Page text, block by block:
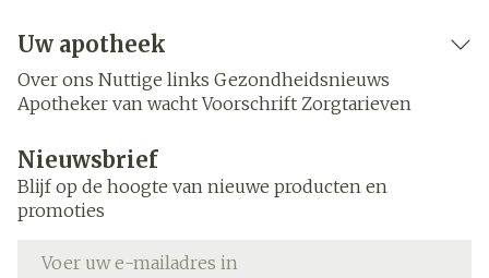
Uw apotheek
Over ons Nuttige links Gezondheidsnieuws
Apotheker van wacht Voorschrift Zorgtarieven
Nieuwsbrief
Blijf op de hoogte van nieuwe producten en
promoties